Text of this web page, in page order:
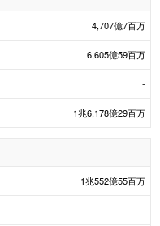
4,707億7百万
6,605億59百万
-
1兆6,178億29百万
1兆552億55百万
-